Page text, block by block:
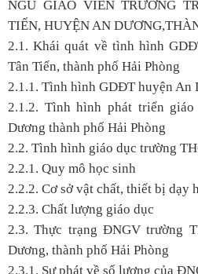
NGŨ GIÁO VIÊN TRƯỜNG
TIẾN, HUYỆN AN
2.1. Khái quát về tình hình
Tân Tiến, thành phố Hải Phòng
2.1.1. Tình hình GDĐT huyện An
2.1.2. Tình hình phát triển
Dương thành phố Hải Phòng
2.2. Tình hình giáo dục trường
2.2.1. Quy mô học sinh
2.2.2. Cơ sở vật chất, thiết bị dạy
2.2.3. Chất lượng giáo dục
2.3. Thực trạng ĐNGV trường
Dương, thành phố Hải Phòng
2.3.1. Sự phát về số lượng của